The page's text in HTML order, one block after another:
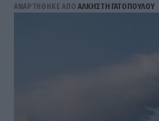
ΑΝΑΡΤΗΘΗΚΕ ΑΠΟ ΆΛΚΗΣΤΗ ΓΑΤΟΠΟΎΛΟΥ